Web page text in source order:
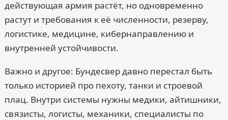
действующая армия растёт, но одновременно
растут и требования к её численности, резерву,
логистике, медицине, кибернаправлению и
внутренней устойчивости.
Важно и другое: Бундесвер давно перестал быть
только историей про пехоту, танки и строевой
плац. Внутри системы нужны медики, айтишники,
связисты, логисты, механики, специалисты по